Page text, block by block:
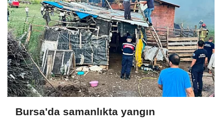
Bursa'da samanlıkta yangın